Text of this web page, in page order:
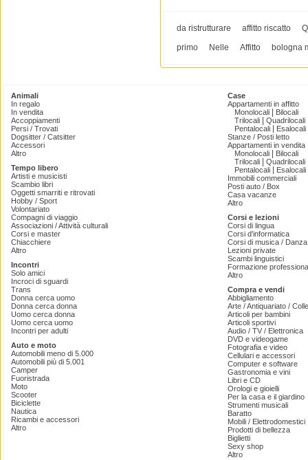
da ristrutturare affitto riscatto
primo
Nelle Affitto bologna
Animali
In regalo
In vendita
Accoppiamenti
Persi / Trovati
Dogsitter / Catsitter
Accessori
Altro
Tempo libero
Artisti e musicisti
Scambio libri
Oggetti smarriti e ritrovati
Hobby / Sport
Volontariato
Compagni di viaggio
Associazioni / Attività culturali
Corsi e master
Chiacchiere
Altro
Incontri
Solo amici
Incroci di sguardi
Trans
Donna cerca uomo
Donna cerca donna
Uomo cerca donna
Uomo cerca uomo
Incontri per adulti
Auto e moto
Automobili meno di 5.000
Automobili più di 5.001
Camper
Fuoristrada
Moto
Scooter
Biciclette
Nautica
Ricambi e accessori
Altro
Case
Appartamenti in affitto
Monolocali
Bilocali
Trilocali
Quadrilocali
Pentalocali
Esalocali
Stanze / Posti letto
Appartamenti in vendita
Monolocali
Bilocali
Trilocali
Quadrilocali
Pentalocali
Esalocali
Immobili commerciali
Posti auto / Box
Casa vacanze
Altro
Corsi e lezioni
Corsi di lingua
Corsi d'informatica
Corsi di musica /
Lezioni private
Scambi linguistici
Formazione
Altro
Compra e vendi
Abbigliamento
Arte / Antiquariato /
Articoli per bambini
Articoli sportivi
Audio / TV / Elettronica
DVD e videogame
Fotografia e video
Cellulari e accessori
Computer e software
Gastronomia e vini
Libri e CD
Orologi e gioielli
Per la casa e il giardino
Strumenti musicali
Baratto
Mobili / Elettrodomestici
Prodotti di bellezza
Biglietti
Sexy shop
Altro